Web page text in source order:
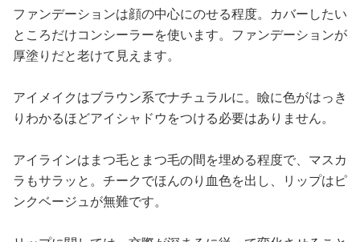
ファンデーションは顔の中心にのせる程度。カバーしたい
ところだけコンシーラーを使います。ファンデーションが
厚塗りだと老けて見えます。
アイメイクはブラウン系でナチュラルに。瞼に色がはっき
りわかるほどアイシャドウをつける必要はありません。
アイラインはまつ毛とまつ毛の間を埋める程度で、マスカ
ラもサラッと。チークでほんのり血色を出し、リップはピ
ンクベージュが無難です。